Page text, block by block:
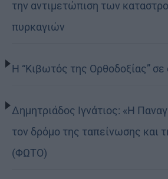
την αντιμετώπιση των
πυρκαγιών
Η “Κιβωτός της Ορθοδοξίας”
Δημητριάδος Ιγνάτιος: «Η
τον δρόμο της ταπείνωσης και
(ΦΩΤΟ)